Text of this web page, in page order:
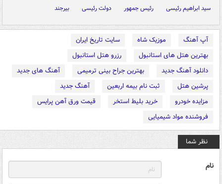
سید ابراهیم رئیسی
رئیس جمهور دولت رئیسی بیرجند
آپ آهنگ موزیک شاه
سایت تاریخ ایران
بهترین هتل های استانبول
رزرو هتل استانبول
دانلود آهنگ جدید
بهترین جراح بینی ترمیمی
آهنگ های جدید
پرشین هتل
ثبت نام بیمه اربعین
آهنگ جدید
مزایده خودرو
خرید بلیط استخر
قیمت ورق آهن پرایس
فروشنده مواد شیمیایی
نظر شما
نام